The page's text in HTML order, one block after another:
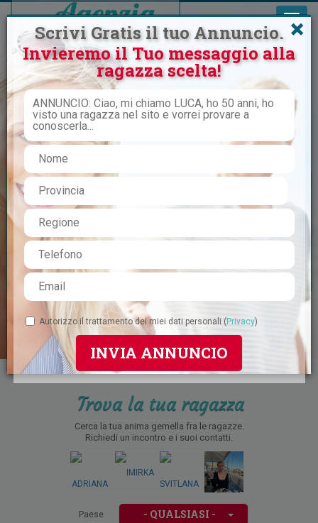
Inizia qualcosa di serio, reale e
CERCO DONNA
Trova la tua ragazza
Cerca la tua anima gemella fra le ragazze.
Richiedi un incontro e i suoi contatti.
Paese - QUALSIASI -
Scrivi Gratis il tuo Annuncio.
Invieremo il Tuo messaggio alla
ragazza scelta!
Autorizzo il trattamento dei miei dati personali ( Privacy)
INVIA ANNUNCIO
×